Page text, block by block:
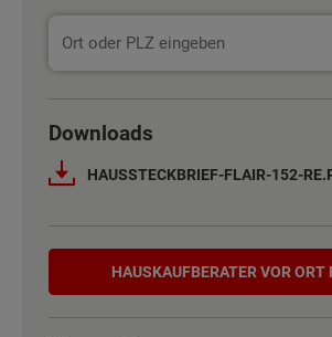
Außenmaße
Außenmaße
Downloads
HAUSSTECKBRIEF-FLAIR-152-
Hauskaufberater
HAUSKAUF­BERATER VOR ORT